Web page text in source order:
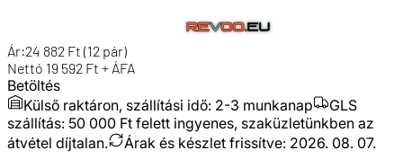
Ár:24 882 Ft (12 pár)
Nettó 19 592 Ft + ÁFA
Betöltés
Külső raktáron, szállítási idő: 2-3 munkanap
GLS
szállítás: 50 000 Ft felett ingyenes, szaküzletünkben az
átvétel díjtalan.
Árak és készlet frissítve: 2026. 08. 07.